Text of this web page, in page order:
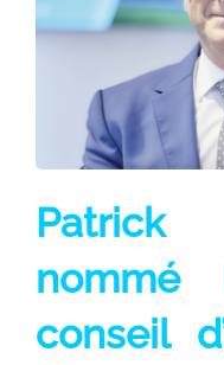
nommé
conseil